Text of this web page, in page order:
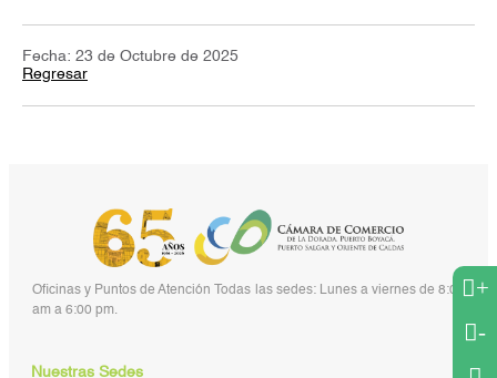
Fecha: 23 de Octubre de 2025
Regresar
+
-
Oficinas y Puntos de Atención Todas las sedes: Lunes a viernes de 8:00
am a 6:00 pm.
Nuestras Sedes